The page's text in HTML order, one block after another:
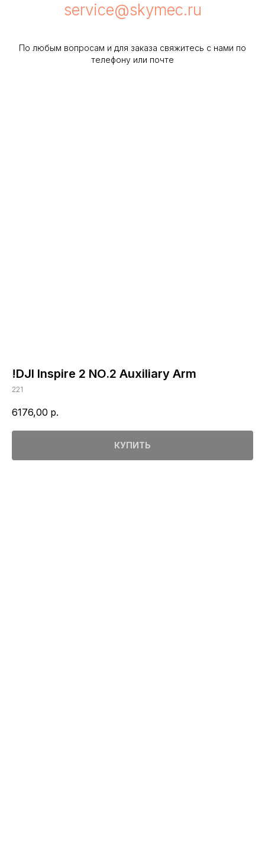
service@skymec.ru
По любым вопросам и для заказа свяжитесь с нами по
телефону или почте
!DJI Inspire 2 NO.2 Auxiliary Arm
221
6176,00 р.
КУПИТЬ